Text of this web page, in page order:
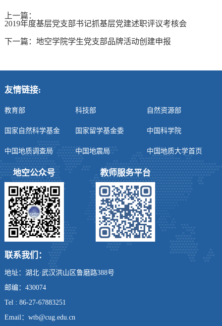
上一篇：
2019年度基层党支部书记抓基层党建述职评议考核会
下一篇： 地空学院学生党支部品牌活动创建申报
友情链接:
教育部 科技部 自然资源部
国家自然科学基金 国家留学基金委 中国科学院
中国地质调查局 中国地震局 中国地质大学首页
地空公众号 教师服务平台
联系我们：
地址：湖北·武汉洪山区鲁磨路388号
邮编：430074
Tel : 86-27-67883251
Email：wtb@cug.edu.cn